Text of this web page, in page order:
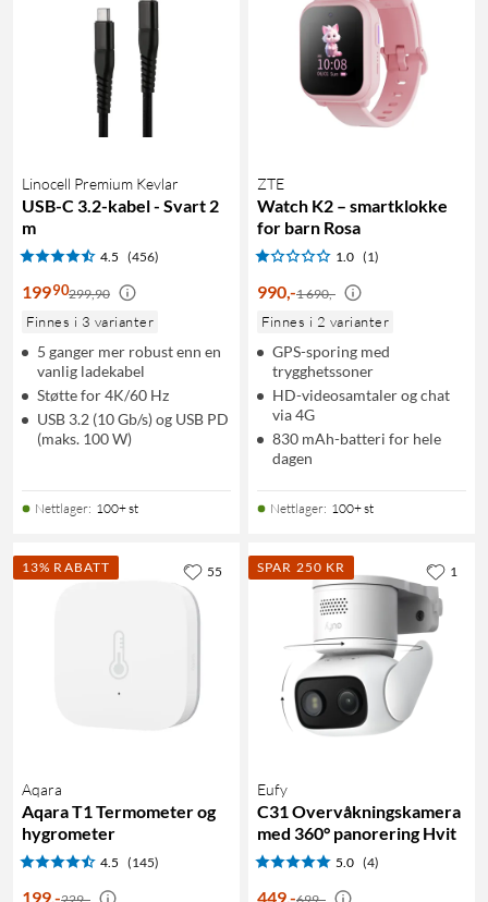
Linocell Premium Kevlar
USB-C 3.2-kabel - Svart 2
m
4.5 (456)
19990299,90
Finnes i 3 varianter
5 ganger mer robust enn en
vanlig ladekabel
Støtte for 4K/60 Hz
USB 3.2 (10 Gb/s) og USB PD
(maks. 100 W)
Nettlager: 100+ st
ZTE
Watch K2 – smartklokke
for barn Rosa
1.0 (1)
990,-1 690,-
Finnes i 2 varianter
GPS-sporing med
trygghetssoner
HD-videosamtaler og chat
via 4G
830 mAh-batteri for hele
dagen
Nettlager: 100+ st
13% RABATT
Aqara
Aqara T1 Termometer og
hygrometer
4.5 (145)
199,-
55 SPAR 250 KR
Eufy
C31 Overvåkningskamera
med 360° panorering Hvit
5.0 (4)
449,-
1